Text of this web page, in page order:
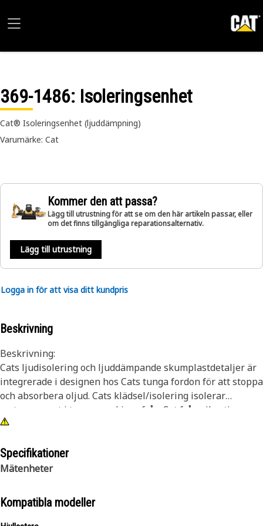
369-1486: Isoleringsenhet
Cat® Isoleringsenhet (ljuddämpning)
Varumärke: Cat
Kommer den att passa?
Lägg till utrustning för att se om den här artikeln passar, eller
om det finns tillgängliga reparationsalternativ.
Lägg till utrustning
Logga in för att visa ditt kundpris
Beskrivning
Beskrivning:
Cats ljudisolering och ljuddämpande skumplastdetaljer är
integrerade i designen hos Cats tunga fordon för att stoppa
och absorbera oljud. Cats klädsel/isolering isolerar
motorrummet i tunga maskiner från Cat från vibrationer,
kyla och ljud.
Egenskaper:
• Bränsle-, olje- och vattenbeständig
• Designad för användning i motorer
Tillämpning:
Specifikationer
Mätenheter
Kompatibla modeller